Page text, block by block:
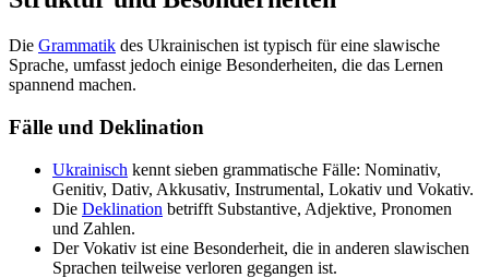
Die Grammatik des Ukrainischen ist typisch für eine slawische
Sprache, umfasst jedoch einige Besonderheiten, die das Lernen
spannend machen.
Fälle und Deklination
Ukrainisch kennt sieben grammatische Fälle: Nominativ,
Genitiv, Dativ, Akkusativ, Instrumental, Lokativ und Vokativ.
Die Deklination betrifft Substantive, Adjektive, Pronomen
und Zahlen.
Der Vokativ ist eine Besonderheit, die in anderen slawischen
Sprachen teilweise verloren gegangen ist.